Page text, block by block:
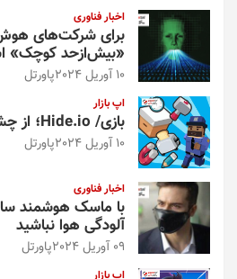
اخبار فناوری
برای شرکت‌های
«بیش‌از‌حد کوچک»
10 آوریل 2024 پاورتل
اپ بازار
بازی/ Hide.io؛ از چشم بقیه پنهان شوید
10 آوریل 2024 پاورتل
اخبار فناوری
با ماسک هوشمند
آلودگی هوا نباشید
09 آوریل 2024 پاورتل
اپ بازار